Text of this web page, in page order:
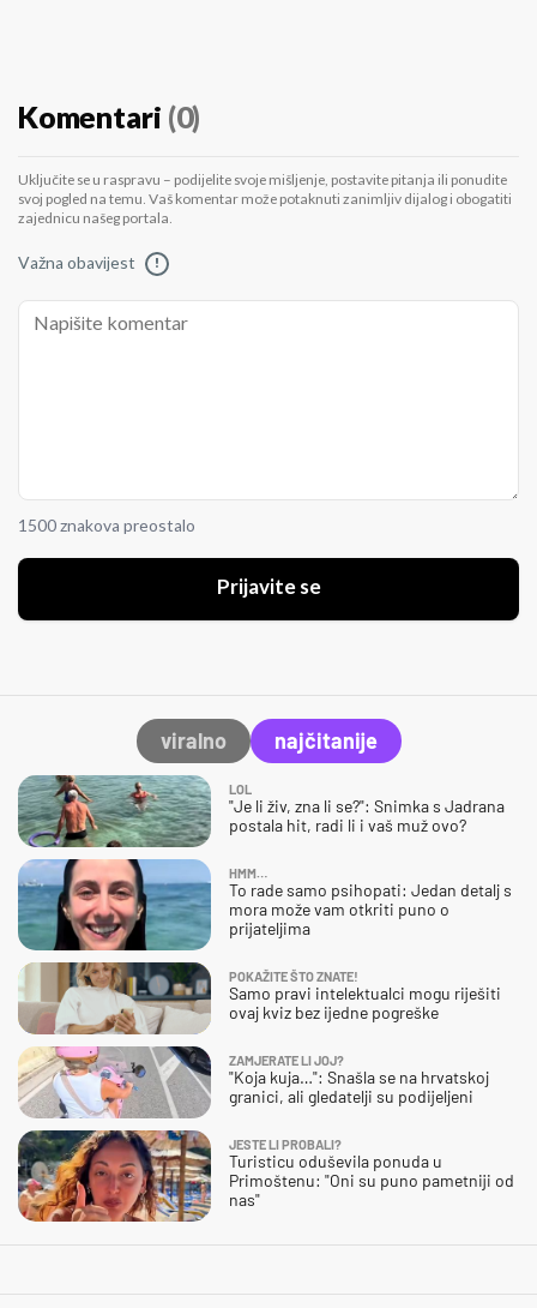
Komentari (0)
Uključite se u raspravu – podijelite svoje mišljenje, postavite pitanja ili ponudite
svoj pogled na temu. Vaš komentar može potaknuti zanimljiv dijalog i obogatiti
zajednicu našeg portala.
Važna obavijest !
1500 znakova preostalo
Prijavite se
viralno najčitanije
LOL
"Je li živ, zna li se?": Snimka s Jadrana
postala hit, radi li i vaš muž ovo?
HMM…
To rade samo psihopati: Jedan detalj s
mora može vam otkriti puno o
prijateljima
POKAŽITE ŠTO ZNATE!
Samo pravi intelektualci mogu riješiti
ovaj kviz bez ijedne pogreške
ZAMJERATE LI JOJ?
"Koja kuja…": Snašla se na hrvatskoj
granici, ali gledatelji su podijeljeni
JESTE LI PROBALI?
Turisticu oduševila ponuda u
Primoštenu: "Oni su puno pametniji od
nas"